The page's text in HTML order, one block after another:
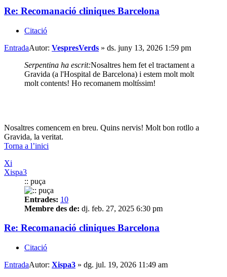
Re: Recomanació cliniques Barcelona
Citació
EntradaAutor: VespresVerds » ds. juny 13, 2026 1:59 pm
Serpentina ha escrit:Nosaltres hem fet el tractament a
Gravida (a l'Hospital de Barcelona) i estem molt molt
molt contents! Ho recomanem moltíssim!
Nosaltres comencem en breu. Quins nervis! Molt bon rotllo a
Gravida, la veritat.
Torna a l’inici
Xi
Xispa3
:: puça
Entrades: 10
Membre des de: dj. feb. 27, 2025 6:30 pm
Re: Recomanació cliniques Barcelona
Citació
EntradaAutor: Xispa3 » dg. jul. 19, 2026 11:49 am